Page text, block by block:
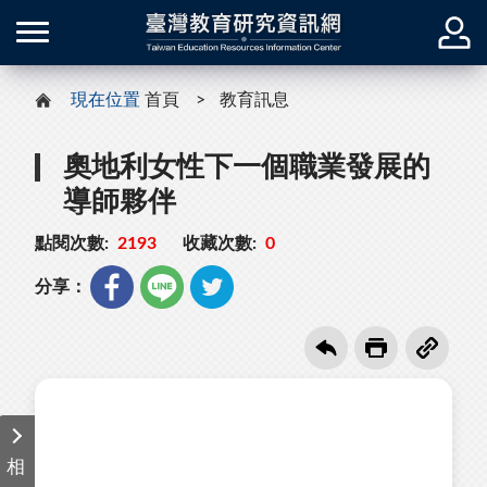
現在位置 首頁 教育訊息
奧地利女性下一個職業發展的
導師夥伴
點閱次數: 2193 收藏次數: 0
分享：
相